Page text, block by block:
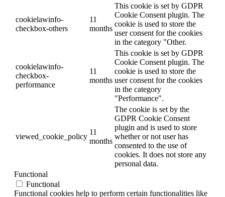
cookielawinfo-
checkbox-others
11
months
This cookie is set by GDPR
Cookie Consent plugin. The
cookie is used to store the
user consent for the cookies
in the category "Other.
cookielawinfo-
checkbox-
performance
11
months
This cookie is set by GDPR
Cookie Consent plugin. The
cookie is used to store the
user consent for the cookies
in the category
"Performance".
viewed_cookie_policy
11
months
The cookie is set by the
GDPR Cookie Consent
plugin and is used to store
whether or not user has
consented to the use of
cookies. It does not store any
personal data.
Functional
Functional
Functional cookies help to perform certain functionalities like